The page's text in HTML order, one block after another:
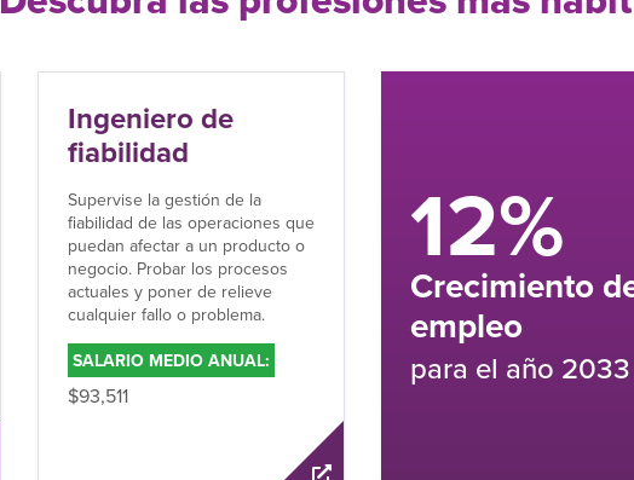
12%
Crecimiento del
empleo
para el año 2033
radiológica
Supervisar el programa de
seguridad radiológica de una
instalación, garantizando el
cumplimiento de la normativa
protegiendo al personal y al
medio ambiente de los riesgos
derivados de la radiación.